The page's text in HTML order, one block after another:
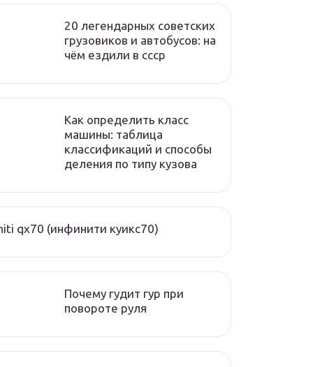
20 легендарных советских
грузовиков и автобусов: на
чём ездили в ссср
Как определить класс
машины: таблица
классификаций и способы
деления по типу кузова
qx70 (инфинити куикс70)
Почему гудит гур при
повороте руля